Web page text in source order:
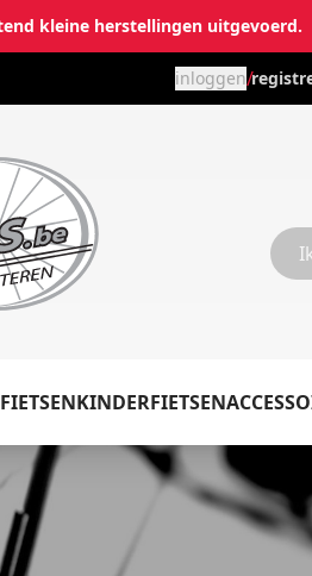
kleine herstellingen uitgevoerd.
inloggen/
KINDERFIETSEN